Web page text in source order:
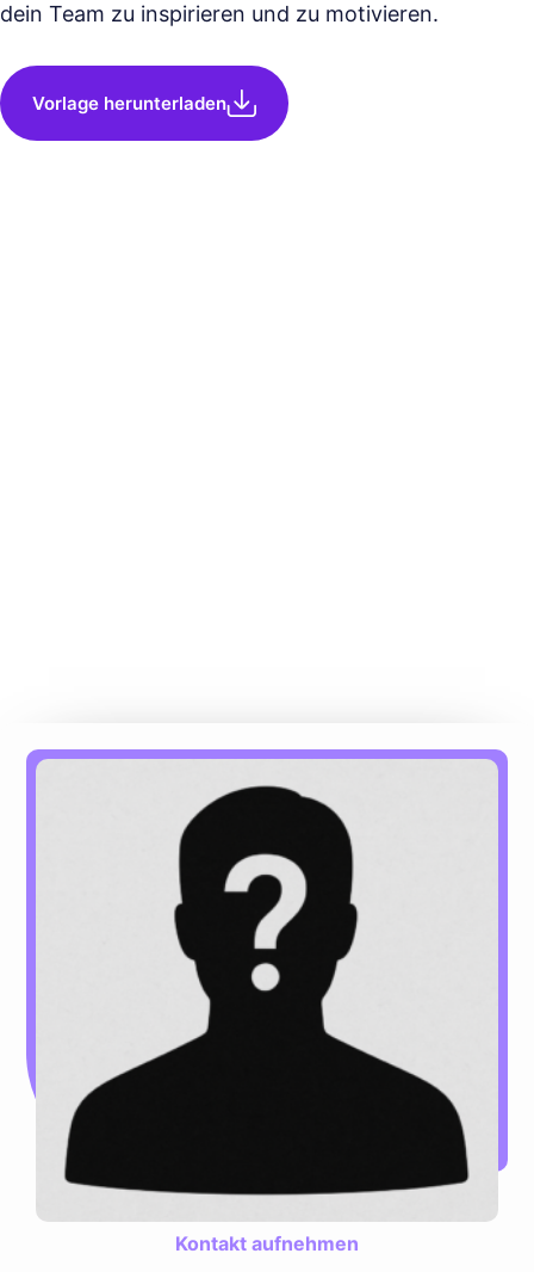
dein Team zu inspirieren und zu motivieren.
Vorlage herunterladen
Kontakt aufnehmen